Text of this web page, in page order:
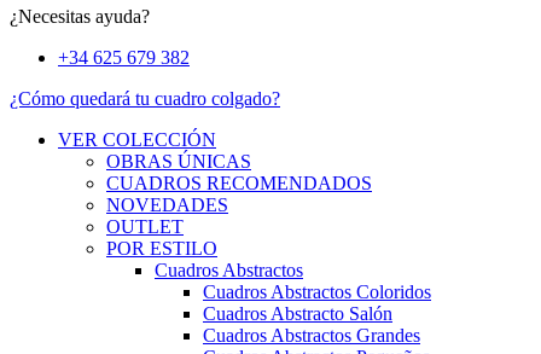
¿Necesitas ayuda?
+34 625 679 382
¿Cómo quedará tu cuadro colgado?
VER COLECCIÓN
OBRAS ÚNICAS
CUADROS RECOMENDADOS
NOVEDADES
OUTLET
POR ESTILO
Cuadros Abstractos
Cuadros Abstractos Coloridos
Cuadros Abstracto Salón
Cuadros Abstractos Grandes